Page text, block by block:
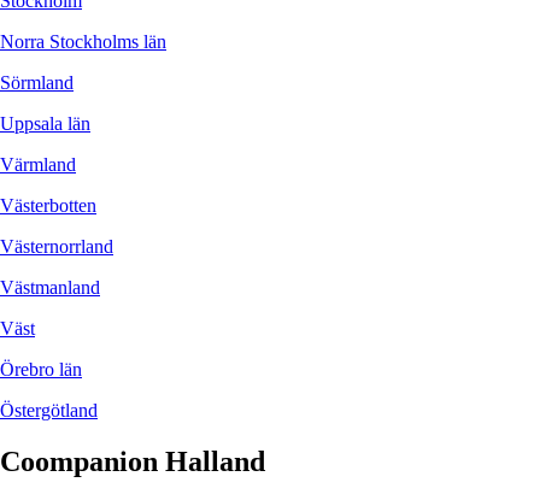
Norra Stockholms län
Sörmland
Uppsala län
Värmland
Västerbotten
Västernorrland
Västmanland
Väst
Örebro län
Östergötland
Coompanion Halland